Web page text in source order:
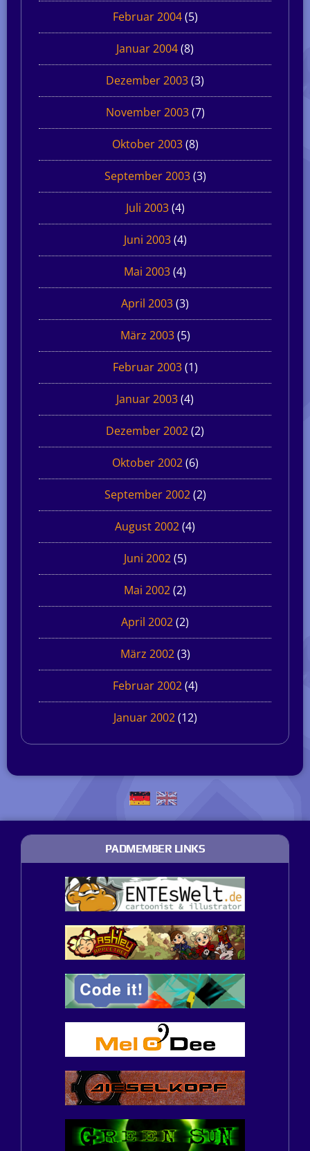
Februar 2004(5)
Januar 2004(8)
Dezember 2003(3)
November 2003(7)
Oktober 2003(8)
September 2003(3)
Juli 2003(4)
Juni 2003(4)
Mai 2003(4)
April 2003(3)
März 2003(5)
Februar 2003(1)
Januar 2003(4)
Dezember 2002(2)
Oktober 2002(6)
September 2002(2)
August 2002(4)
Juni 2002(5)
Mai 2002(2)
April 2002(2)
März 2002(3)
Februar 2002(4)
Januar 2002(12)
PADMEMBER LINKS